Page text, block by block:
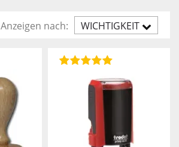
WICHTIGKEIT
Anzeigen nach: